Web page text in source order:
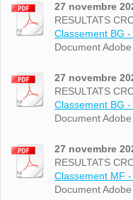
27 novembre
RESULTATS
Classement BG
Document
27 novembre
RESULTATS
Classement BG
Document
27 novembre
RESULTATS
Classement MF
Document